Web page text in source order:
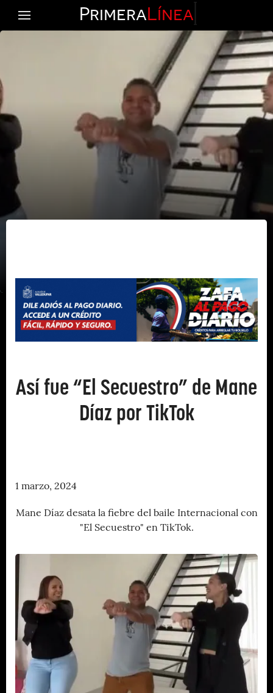
PrimeraLínea
Así fue “El Secuestro” de Mane
Díaz por TikTok
1 marzo, 2024
Mane Díaz desata la fiebre del baile Internacional con
"El Secuestro" en TikTok.